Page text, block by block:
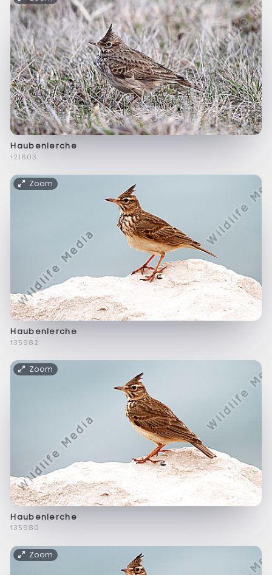
Haubenlerche
f21603
Zoom
Haubenlerche
f35982
Zoom
Haubenlerche
f35980
Zoom